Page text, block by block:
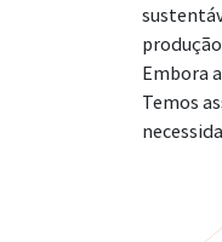
Embora
Temos